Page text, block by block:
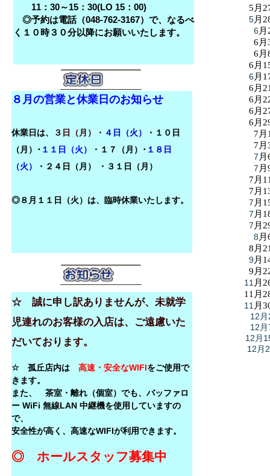
5月
5月
6
6月
6月
6月
6月
6月
6月
6月
6月
7月
7月
7
7
7月
7月
7 月
7 月
7 月
8
8月
9月
9月
11 月
11月
11 月
12
12
12月
12月
☆ 誠に申し訳ありませんが、未就学
児連れのお客様の入店は、ご遠慮いた
だいております。
☆ 孤丘店内は 高速・安全なWIFIをご使用で
きます。
また、 茶室・離れ（個室）でも、バッファロ
ー WiFi 無線LAN 中継機を使用していますの
で、
安全性が高く、高速なWIFIが利用できます。
◎ ホールスタッフ募集中
８月の営業と休業日のお知らせ
休業日は、 ３日（月）・ ４日（火）
・１０日
（月）･ １１日（火） ・１７（月）･ １８日
（火）
・ ２４日（月） ・３１日（月）
◎８月１１日（火）は、臨時休業いたします。
11：30～15：30(LO 15：00)
◎予約は電話（048-762-3167）で、なるべ
く１０時３０分以降にお願いいたします。